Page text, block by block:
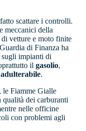
scattare i controlli.
meccanici della
vetture e moto finite
di Finanza ha
sugli impianti di
il gasolio,
adulterabile.
, le Fiamme Gialle
dei carburanti
nelle officine
con problemi agli